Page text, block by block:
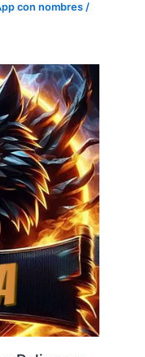
con nombres /